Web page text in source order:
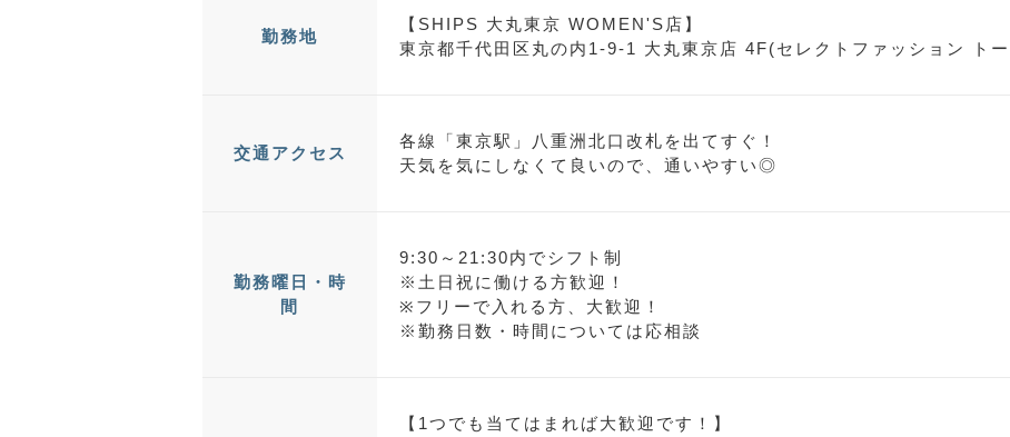
勤務地
【SHIPS 大丸東京 WOMEN'S店】
東京都千代田区丸の内1-9-1 大丸東京店 4F(セレクトファッション ト
交通アクセス
各線「東京駅」八重洲北口改札を出てすぐ！
天気を気にしなくて良いので、通いやすい◎
勤務曜日・時
間
9:30～21:30内でシフト制
※土日祝に働ける方歓迎！
※フリーで入れる方、大歓迎！
※勤務日数・時間については応相談
【1つでも当てはまれば大歓迎です！】